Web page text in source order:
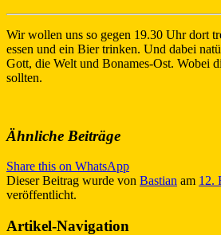
Wir wollen uns so gegen 19.30 Uhr dort
essen und ein Bier trinken. Und dabei
Gott, die Welt und Bonames-Ost. Wobei
sollten.
Ähnliche Beiträge
Share this on WhatsApp
Dieser Beitrag wurde von Bastian am 12.
veröffentlicht.
Artikel-Navigation